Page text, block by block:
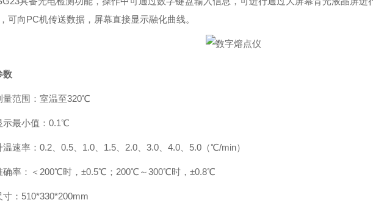
可向PC机传送数据，屏幕直接显示融化曲线。
数
量范围：室温至320℃
示最小值：0.1℃
温速率：0.2、0.5、1.0、1.5、2.0、3.0、4.0、5.0（℃/min）
确率：＜200℃时，±0.5℃；200℃～300℃时，±0.8℃
寸：510*330*200mm